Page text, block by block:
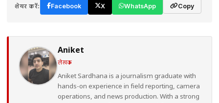
शेयर करें: Facebook X WhatsApp Copy
Aniket
लेखक
Aniket Sardhana is a journalism graduate with
hands-on experience in field reporting, camera
operations, and news production. With a strong